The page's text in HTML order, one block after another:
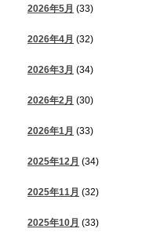
2026年5月 (33)
2026年4月 (32)
2026年3月 (34)
2026年2月 (30)
2026年1月 (33)
2025年12月 (34)
2025年11月 (32)
2025年10月 (33)